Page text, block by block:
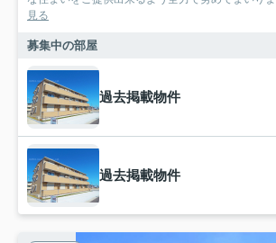
見る
募集中の部屋
過去掲載物件
過去掲載物件